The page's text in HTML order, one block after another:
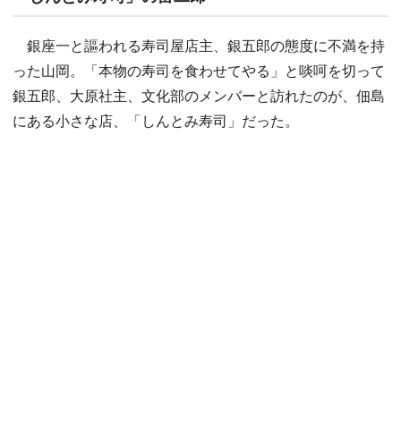
銀座一と謳われる寿司屋店主、銀五郎の態度に不満を持
った山岡。「本物の寿司を食わせてやる」と啖呵を切って
銀五郎、大原社主、文化部のメンバーと訪れたのが、佃島
にある小さな店、「しんとみ寿司」だった。